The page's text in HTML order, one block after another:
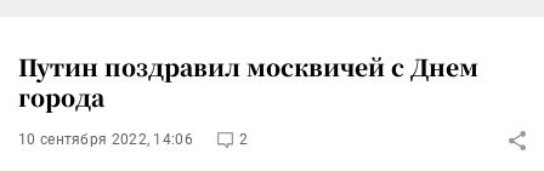
Путин поздравил москвичей с Днем
города
10 сентября 2022, 14:06 2